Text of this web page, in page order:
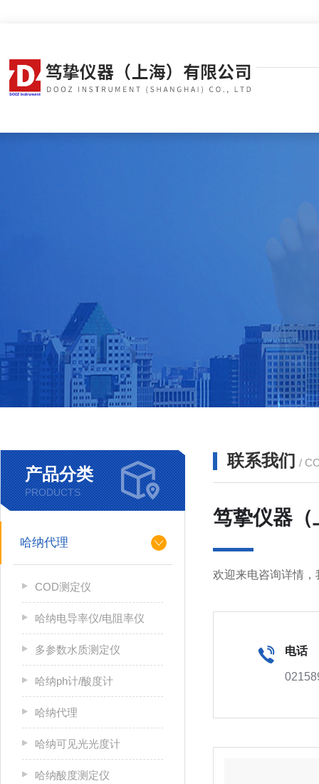
产品分类
PRODUCTS
哈纳代理
COD测定仪
哈纳电导率仪/电阻率仪
多参数水质测定仪
哈纳ph计/酸度计
哈纳代理
哈纳可见光光度计
哈纳酸度测定仪
联系我们 /
笃挚仪器（
欢迎来电咨询详情
电话